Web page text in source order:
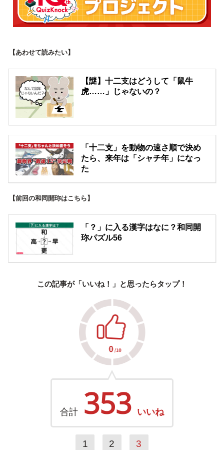
【あわせて読みたい】
【謎】十二支はどうして「鼠牛
虎……」じゃないの？
「十二支」を動物の速さ順で決め
たら、来年は「シャチ年」になっ
た
【前回の和同開珎はこちら】
「？」に入る漢字はなに？和同開
珎パズル56
この記事が「いいね！」と思ったらタップ！
合計 353 いいね
1 2 3